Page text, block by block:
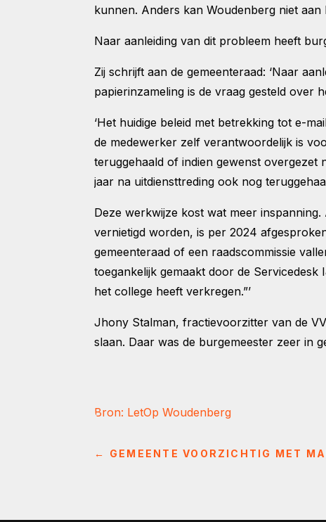
kunnen. Anders kan Woudenberg niet
Naar aanleiding van dit probleem heeft
Zij schrijft aan de gemeenteraad: ‘Naar
papierinzameling is de vraag gesteld over
‘Het huidige beleid met betrekking tot e-
de medewerker zelf verantwoordelijk is
teruggehaald of indien gewenst overgezet
jaar na uitdiensttreding ook nog
Deze werkwijze kost wat meer
vernietigd worden, is per 2024
gemeenteraad of een raadscommissie
toegankelijk gemaakt door de
het college heeft verkregen.”’
Jhony Stalman, fractievoorzitter van de
slaan. Daar was de burgemeester zeer in
Bron: LetOp Woudenberg
← GEMEENTE VOORZICHTIG MET